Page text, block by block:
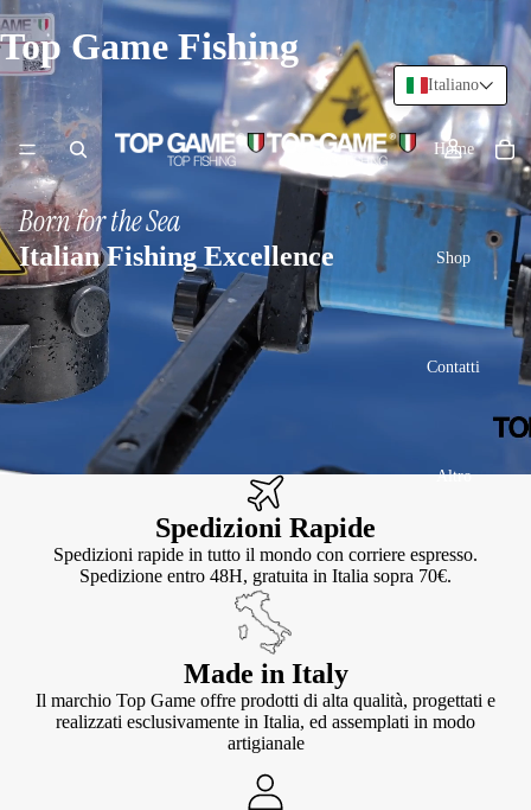
Top Game Fishing
Home
Shop
Contatti
Altro
Born for the Sea
Italian Fishing Excellence
Spedizioni Rapide
Spedizioni rapide in tutto il mondo con corriere espresso.
Spedizione entro 48H, gratuita in Italia sopra 70€.
Made in Italy
Il marchio Top Game offre prodotti di alta qualità, progettati e
realizzati esclusivamente in Italia, ed assemplati in modo
artigianale
Italiano